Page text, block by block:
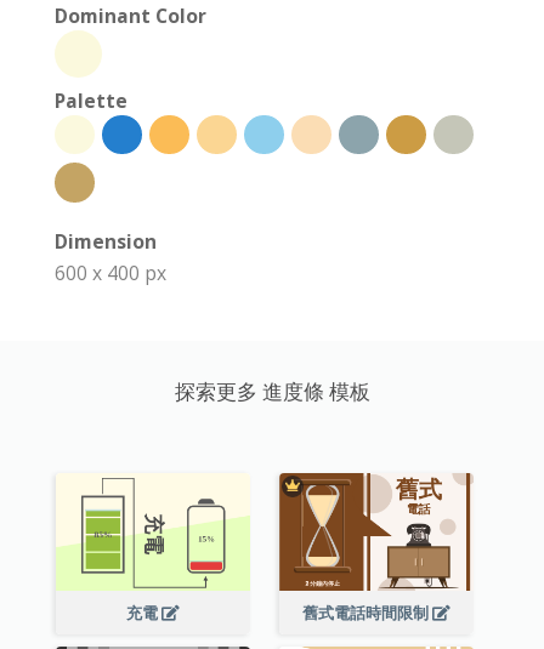
Dominant Color
Palette
Dimension
600 x 400 px
探索更多 進度條 模板
充電 舊式電話時間限制